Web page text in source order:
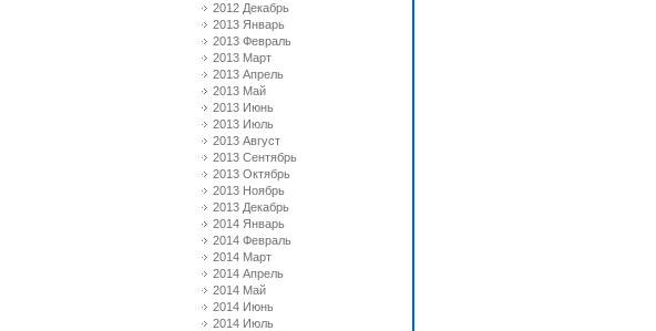
2012 Декабрь
2013 Январь
2013 Февраль
2013 Март
2013 Апрель
2013 Май
2013 Июнь
2013 Июль
2013 Август
2013 Сентябрь
2013 Октябрь
2013 Ноябрь
2013 Декабрь
2014 Январь
2014 Февраль
2014 Март
2014 Апрель
2014 Май
2014 Июнь
2014 Июль